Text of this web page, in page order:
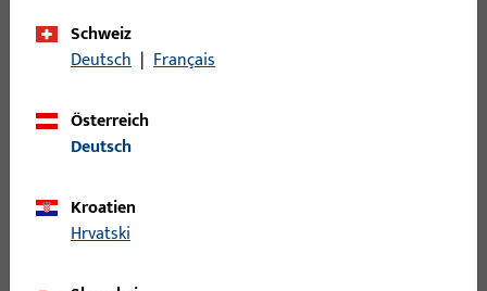
PDF (2MB)
Zertifikat EN 179 0432-CPR-00029-03
PDF (2MB)
Zertifikat EN 14846 0432-CPR-00029-07
Schweiz
Deutsch | Français
Österreich
Deutsch
Kroatien
Hrvatski